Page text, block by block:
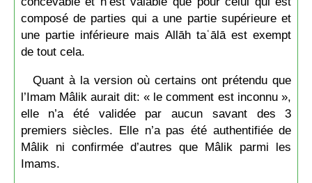
composé de parties qui a une partie supérieure et
une partie inférieure mais Allāh taʿālā est exempt
de tout cela.
Quant à la version où certains ont prétendu que
l’Imam Mâlik aurait dit: « le comment est inconnu »,
elle n’a été validée par aucun savant des 3
premiers siècles. Elle n’a pas été authentifiée de
Mâlik ni confirmée d’autres que Mâlik parmi les
Imams.